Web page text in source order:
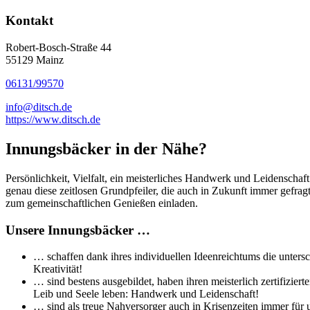
Kontakt
Robert-Bosch-Straße 44
55129 Mainz
06131/99570
info@ditsch.de
https://www.ditsch.de
Innungsbäcker in der Nähe?
Persönlichkeit, Vielfalt, ein meisterliches Handwerk und
genau diese zeitlosen Grundpfeiler, die auch in Zukunft immer
zum gemeinschaftlichen Genießen einladen.
Unsere Innungsbäcker …
… schaffen dank ihres individuellen Ideenreichtums die
Kreativität!
… sind bestens ausgebildet, haben ihren meisterlich
Leib und Seele leben: Handwerk und Leidenschaft!
… sind als treue Nahversorger auch in Krisenzeiten immer für